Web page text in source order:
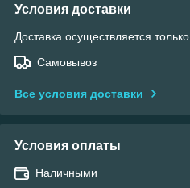
Условия доставки
Доставка осуществляется
Самовывоз
Все условия доставки
Условия оплаты
Наличными